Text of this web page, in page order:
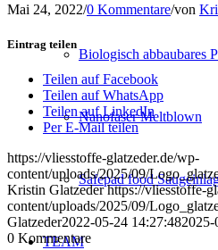
Biologisch abbaubares
Nanofaser Meltblown
Safepad food
TEAM
Mai 24, 2022/0 Kommentare/von
Eintrag teilen
Teilen auf Facebook
Teilen auf WhatsApp
Teilen auf LinkedIn
Per E-Mail teilen
https://vliesstoffe-glatzeder.de/wp-
content/uploads/2025/09/
Kristin Glatzeder https://vliesstoffe-
content/uploads/2025/09/
Glatzeder2022-05-24 14:27:482025-
0 Kommentare